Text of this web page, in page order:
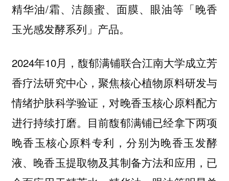
精华油/霜、洁颜蜜、面膜、眼油等「晚香
玉光感发酵系列」产品。
2024年10月，馥郁满铺联合江南大学成立芳
香疗法研究中心，聚焦核心植物原料研发与
情绪护肤科学验证，对晚香玉核心原料配方
进行持续打磨。目前馥郁满铺已经拿下两项
晚香玉核心原料专利，分别为晚香玉发酵
液、晚香玉提取物及其制备方法和应用，已